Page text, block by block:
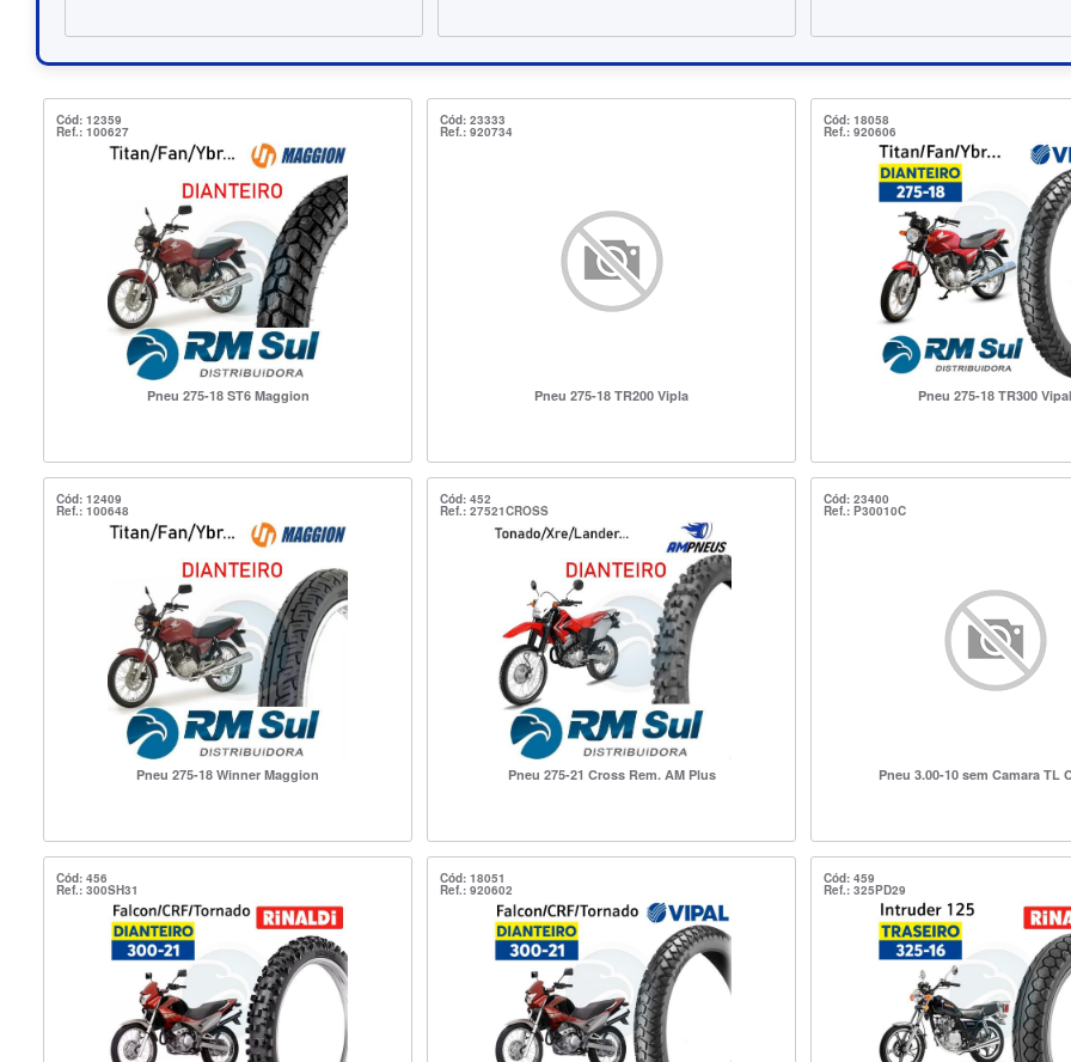
Cód: 12359
Ref.: 100627
Pneu 275-18 ST6 Maggion
Cód: 23333
Ref.: 920734
Pneu 275-18 TR200 Vipla
Cód: 18058
Ref.: 920606
Pneu 275-18 TR300 Vipal
Cód: 12409
Ref.: 100648
Pneu 275-18 Winner Maggion
Cód: 452
Ref.: 27521CROSS
Pneu 275-21 Cross Rem. AM Plus
Cód: 23400
Ref.: P30010C
Pneu 3.00-10 sem Camara TL
Cód: 456
Ref.: 300SH31
Cód: 18051
Ref.: 920602
Cód: 459
Ref.: 325PD29